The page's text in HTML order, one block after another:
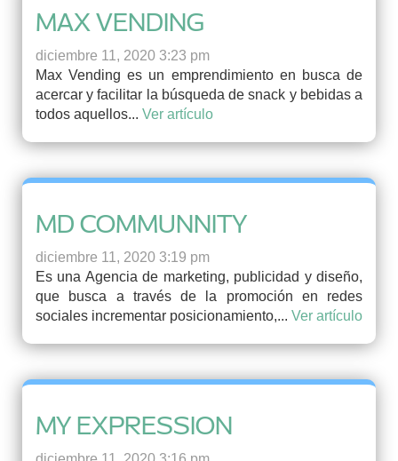
MAX VENDING
diciembre 11, 2020 3:23 pm
Max Vending es un emprendimiento en busca de
acercar y facilitar la búsqueda de snack y bebidas a
todos aquellos... Ver artículo
MD COMMUNNITY
diciembre 11, 2020 3:19 pm
Es una Agencia de marketing, publicidad y diseño,
que busca a través de la promoción en redes
sociales incrementar posicionamiento,... Ver artículo
MY EXPRESSION